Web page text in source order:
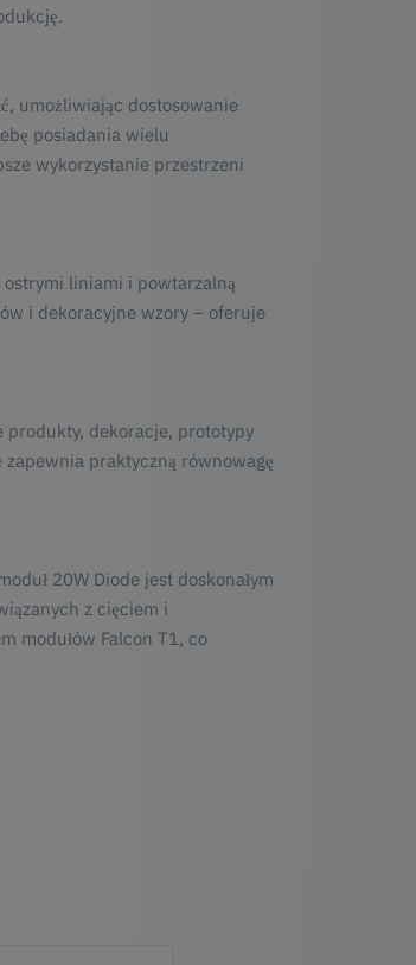
umożliwiając dostosowanie
posiadania wielu
wykorzystanie przestrzeni
ostrymi liniami i powtarzalną
i dekoracyjne wzory – oferuje
produkty, dekoracje, prototypy
zapewnia praktyczną równowagę
20W Diode jest doskonałym
z cięciem i
modułów Falcon T1, co